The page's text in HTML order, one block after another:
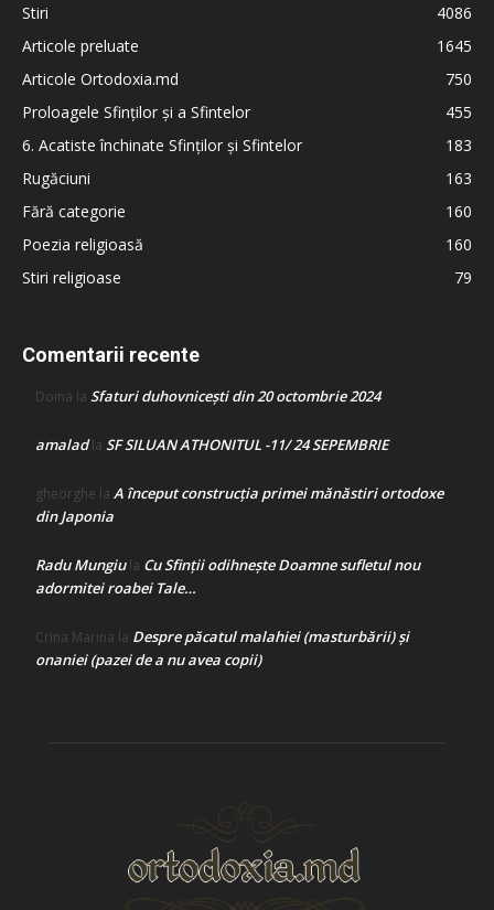
Stiri
4086
Articole preluate
1645
Articole Ortodoxia.md
750
Proloagele Sfinților și a Sfintelor
455
6. Acatiste închinate Sfinților și Sfintelor
183
Rugăciuni
163
Fără categorie
160
Poezia religioasă
160
Stiri religioase
79
Comentarii recente
Doina la Sfaturi duhovnicești din 20 octombrie 2024
amaladla SF SILUAN ATHONITUL -11/ 24 SEPEMBRIE
gheorghe la A început construcţia primei mănăstiri ortodoxe
din Japonia
Radu Mungiula Cu Sfinții odihnește Doamne sufletul nou
adormitei roabei Tale…
Crina Marina la Despre păcatul malahiei (masturbării) şi
onaniei (pazei de a nu avea copii)